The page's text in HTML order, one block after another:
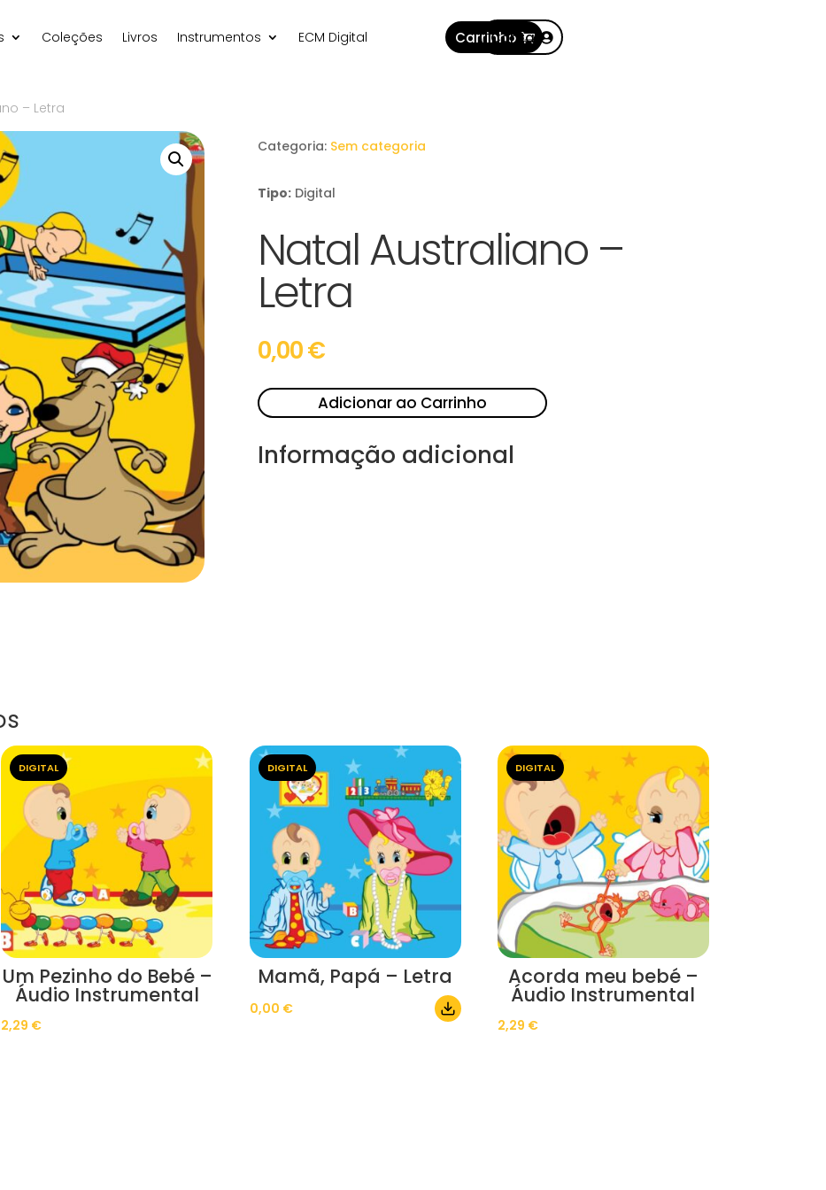
Coleções Livros Instrumentos ECM Digital Carrinho
Conta
– Letra
Categoria: Sem categoria
Tipo: Digital
Natal Australiano –
Letra
0,00€
Adicionar ao Carrinho
Informação adicional
DIGITAL
Um Pezinho do Bebé –
Áudio Instrumental
2,29 €
DIGITAL
Mamã, Papá – Letra
0,00 €
DIGITAL
Acorda meu bebé –
Áudio Instrumental
2,29 €